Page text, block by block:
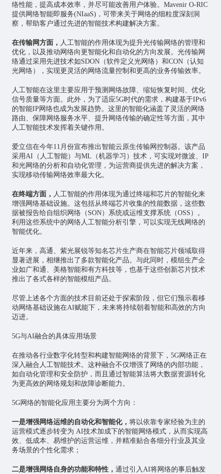
络性能，提高成本效率，并尽可能改善用户体验。Mavenir O-RIC
提供网络智能即服务(NIaaS)，可带来关于网络的细粒度深刻洞
察，帮助客户通过先进的智能技术构建解决方案。
在传输网方面， 人工智能的作用体现为提升光传输网络的管理和
优化，以及推动网络向更智能化和自动化的方向发展。光传输网
络通过采用先进技术如SDON（软件定义光网络）和CON（认知
光网络），实现更灵活的网络流量控制和更高的业务传输效率。
人工智能在这里主要应用于预测网络故障、缩短恢复时间、优化
信号质量等方面。此外，为了适应5G时代的需求，构建基于IPv6
的智能IP网络也成为发展趋势。这里的智能化涵盖了灵活的网络
路由、保障网络服务水平、提升网络传输的确定性等方面，其中
人工智能技术发挥着关键作用。
爱立信在今年11月份宣布推出智能云原生传输网控制器。该产品
采用AI（人工智能）与ML（机器学习）技术，可实现对微波、IP
和光网络的分析和自动化管理，为运营商提供先进的解决方案，
实现移动传输网络效率最大化。
在终端方面， 人工智能的作用体现为通过终端和芯片的智能化来
增强网络基础设施。这包括从终端芯片收集的性能数据，这些数
据被报告给自组织网络（SON）系统或运维支撑系统（OSS）。
利用这些系统中的网络人工智能分析引擎，可以实现无线网络的
智能优化。
近年来，高通、紫光展锐等知名芯片生产商在智能芯片领域取得
显著进展，相继推出了多款智能化产品。与此同时，模组生产企
业如广和通、美格智能和有方科技等，也基于这些创新芯片技术
推出了各式各样的智能模组产品。
尽管上述各个方面的技术目前还处于探索阶段，但它们预示着移
动网络基础设施在AI赋能下，未来将持续朝着智能和高效的方向
迈进。
5G与AI融合的具体应用场景
在推动各行业数字化转型和构建智能网络的背景下，5G网络正在
深入融合人工智能技术。这种融合不仅增强了网络的内部功能，
如自动化管理和安全防护，而且通过智能算法将大数据资源转化
为更高效的网络规划和故障诊断能力。
5G网络的智能化应用主要分为两个方向：
一是增强网络运维的自动化和智能化， 将以依靠专家经验为主的
运营模式逐步转变为 AI技术加成下的智能网络模式，从而实现高
效、低成本、易维护的运营运维，并精准贴合各细分行业及其业
务场景的个性化需求；
二是增强网络自身的功能和特性， 通过引入AI将网络的事后触发